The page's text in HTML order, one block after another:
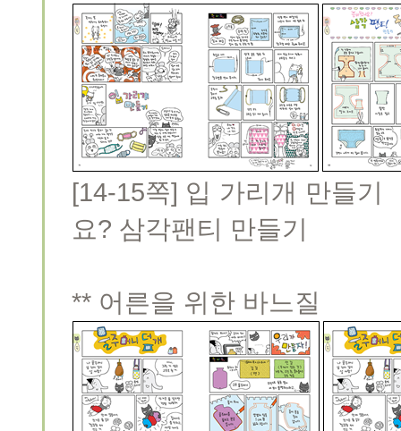
[14-15쪽] 입 가리
요? 삼각팬티 만들기
** 어른을 위한 바느질